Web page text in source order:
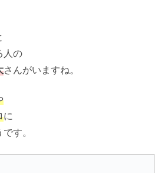
人の
さんがいますね。
に
す。